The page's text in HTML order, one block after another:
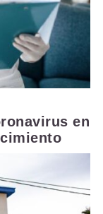
en